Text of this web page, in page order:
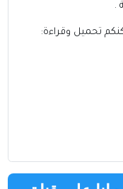
.
تحميل وقراءة: